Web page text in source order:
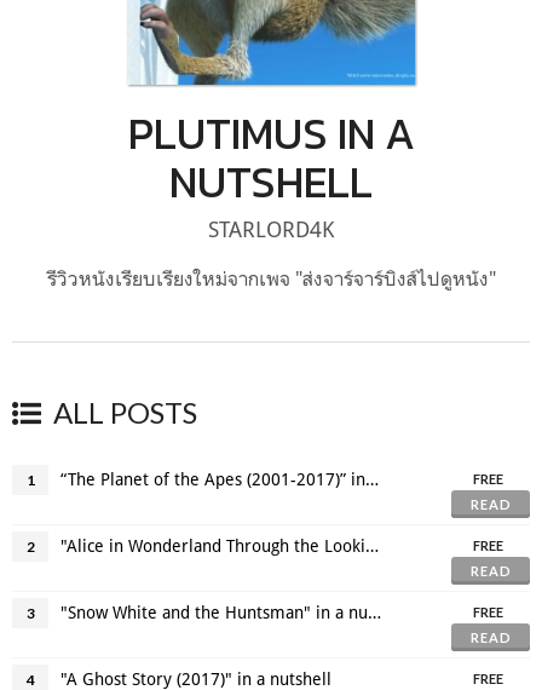
PLUTIMUS IN A
NUTSHELL
STARLORD4K
รีวิวหนังเรียบเรียงใหม่จากเพจ "ส่งจาร์จาร์บิงส์ไปดูหนัง"
ALL POSTS
1 “The Planet of the Apes (2001-2017)” in a nutshell
FREE
READ
2 "Alice in Wonderland Through the Looking Glass" in a nutshell
FREE
READ
3 "Snow White and the Huntsman" in a nutshell
FREE
READ
4 "A Ghost Story (2017)" in a nutshell
FREE